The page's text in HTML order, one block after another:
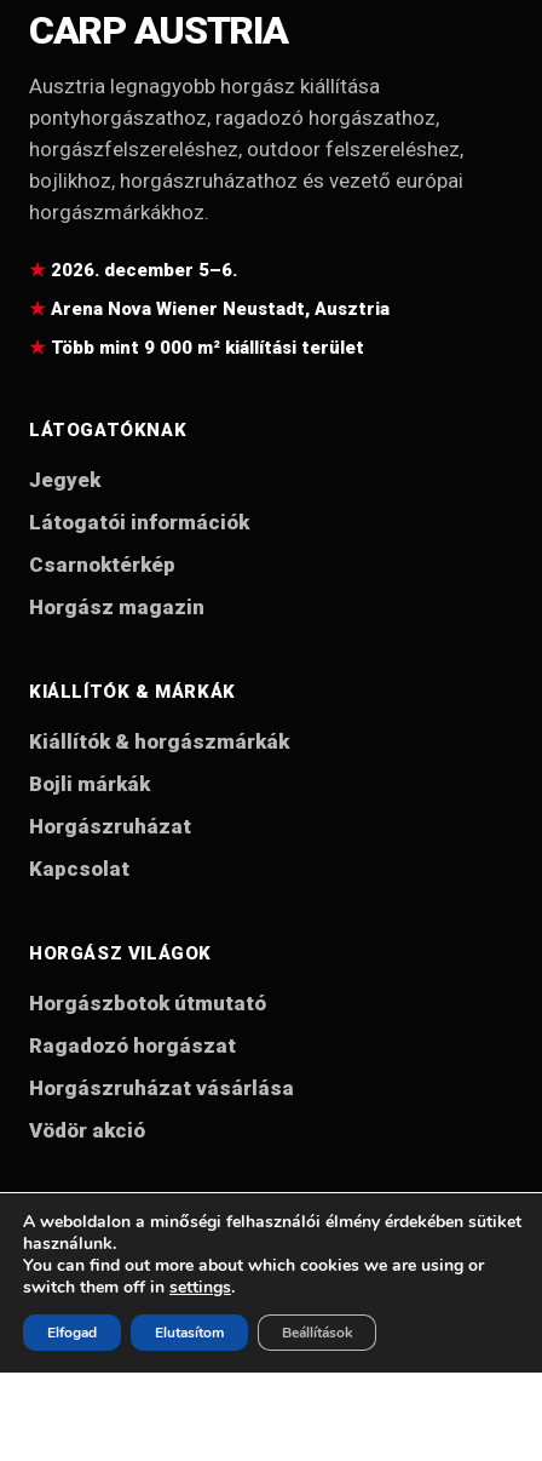
A weboldalon a minőségi felhasználói élmény érdekében sütiket
használunk.
You can find out more about which cookies we are using or
switch them off in settings.
Elfogad Elutasítom Beállítások
CARP AUSTRIA
Ausztria legnagyobb horgász kiállítása
pontyhorgászathoz, ragadozó horgászathoz,
horgászfelszereléshez, outdoor felszereléshez,
bojlikhoz, horgászruházathoz és vezető európai
horgászmárkákhoz.
2026. december 5–6.
Arena Nova Wiener Neustadt, Ausztria
Több mint 9 000 m² kiállítási terület
LÁTOGATÓKNAK
Jegyek
Látogatói információk
Csarnoktérkép
Horgász magazin
KIÁLLÍTÓK & MÁRKÁK
Kiállítók & horgászmárkák
Bojli márkák
Horgászruházat
Kapcsolat
HORGÁSZ VILÁGOK
Horgászbotok útmutató
Ragadozó horgászat
Horgászruházat vásárlása
Vödör akció
Pontyshow 2026 – horgász kiállítás és minden, ami a modern
horgászathoz kell: pontyhorgászat, ragadozó horgászat,
horgászfelszerelés, bojlik, csalik, horgászbotok, horgászorsók,
horgászruházat, outdoor felszerelés, horgász kiegészítők és